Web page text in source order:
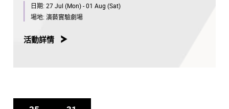
日期: 27 Jul (Mon) - 01 Aug (Sat)
場地: 演藝實驗劇場
活動詳情